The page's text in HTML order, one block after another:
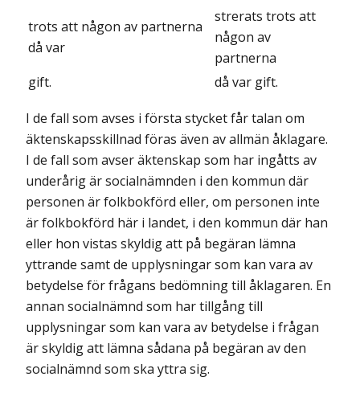
trots att någon av partnerna
då var
strerats trots att
någon av
partnerna
gift.
då var gift.
I de fall som avses i första stycket får talan om
äktenskapsskillnad föras även av allmän åklagare.
I de fall som avser äktenskap som har ingåtts av
underårig är socialnämnden i den kommun där
personen är folkbokförd eller, om personen inte
är folkbokförd här i landet, i den kommun där han
eller hon vistas skyldig att på begäran lämna
yttrande samt de upplysningar som kan vara av
betydelse för frågans bedömning till åklagaren. En
annan socialnämnd som har tillgång till
upplysningar som kan vara av betydelse i frågan
är skyldig att lämna sådana på begäran av den
socialnämnd som ska yttra sig.